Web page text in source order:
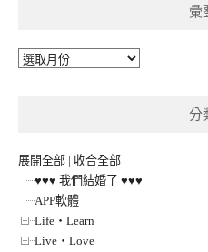
彙
彙
分
展開全部 | 收合全部
♥♥♥ 我們結婚了 ♥♥♥
APP軟體
Life‧Learn
Live‧Love